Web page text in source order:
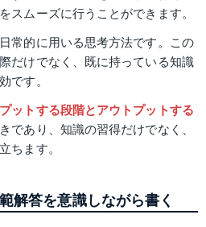
スムーズに行うことができます。
常的に用いる思考方法です。この
だけでなく、既に持っている知識
です。
ットする段階とアウトプットする
であり、知識の習得だけでなく、
ちます。
解答を意識しながら書く